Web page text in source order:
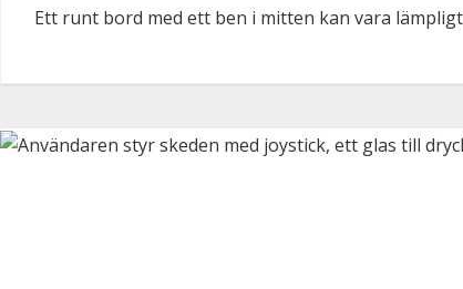
Ett runt bord med ett ben i mitten kan vara